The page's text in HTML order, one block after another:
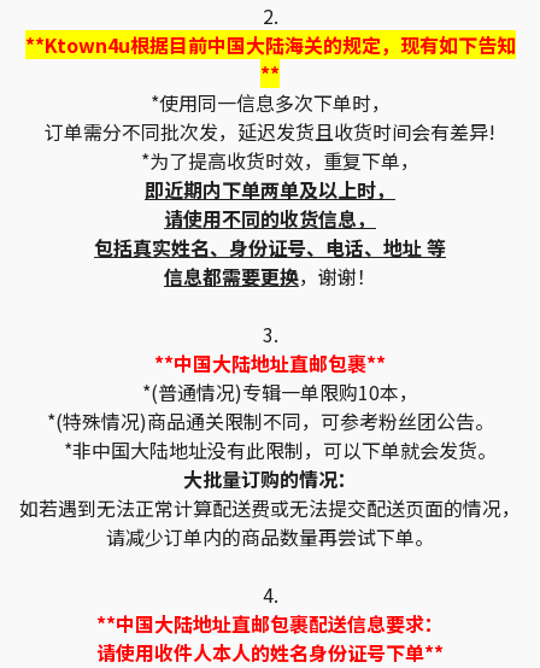
2.
**Ktown4u根据目前中国大陆海关的规定，现有如下告知
**
*使用同一信息多次下单时，
订单需分不同批次发，延迟发货且收货时间会有差异!
*为了提高收货时效，重复下单，
即近期内下单两单及以上时，
请使用不同的收货信息，
包括真实姓名、身份证号、电话、地址 等
信息都需要更换，谢谢！
3.
**中国大陆地址直邮包裹**
*(普通情况)专辑一单限购10本，
*(特殊情况)商品通关限制不同，可参考粉丝团公告。
*非中国大陆地址没有此限制，可以下单就会发货。
大批量订购的情况：
如若遇到无法正常计算配送费或无法提交配送页面的情况，
请减少订单内的商品数量再尝试下单。
4.
**中国大陆地址直邮包裹配送信息要求：
请使用收件人本人的姓名身份证号下单**